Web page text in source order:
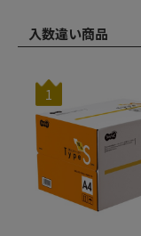
入数違い商品
1